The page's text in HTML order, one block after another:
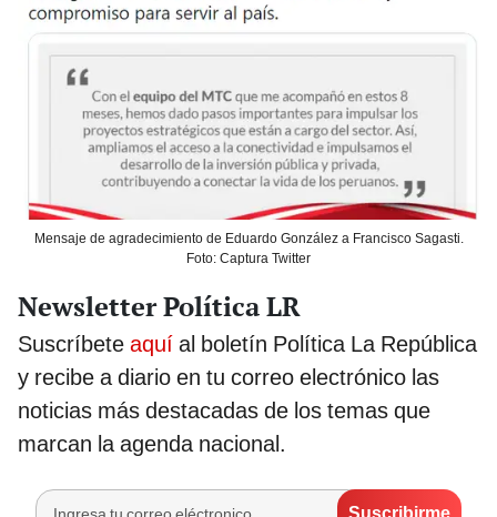
Mensaje de agradecimiento de Eduardo González a Francisco Sagasti.
Foto: Captura Twitter
Newsletter Política LR
Suscríbete aquí al boletín Política La República
y recibe a diario en tu correo electrónico las
noticias más destacadas de los temas que
marcan la agenda nacional.